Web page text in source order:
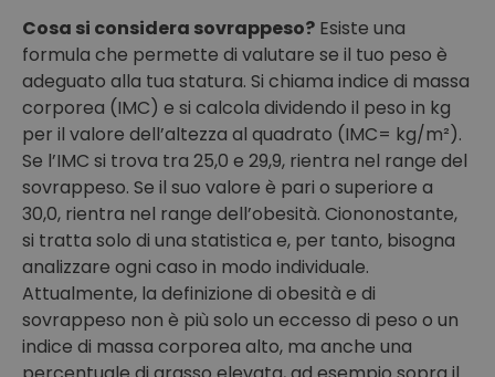
Cosa si considera sovrappeso? Esiste una
formula che permette di valutare se il tuo peso è
adeguato alla tua statura. Si chiama indice di massa
corporea (IMC) e si calcola dividendo il peso in kg
per il valore dell’altezza al quadrato (IMC= kg/m²).
Se l’IMC si trova tra 25,0 e 29,9, rientra nel range del
sovrappeso. Se il suo valore è pari o superiore a
30,0, rientra nel range dell’obesità. Ciononostante,
si tratta solo di una statistica e, per tanto, bisogna
analizzare ogni caso in modo individuale.
Attualmente, la definizione di obesità e di
sovrappeso non è più solo un eccesso di peso o un
indice di massa corporea alto, ma anche una